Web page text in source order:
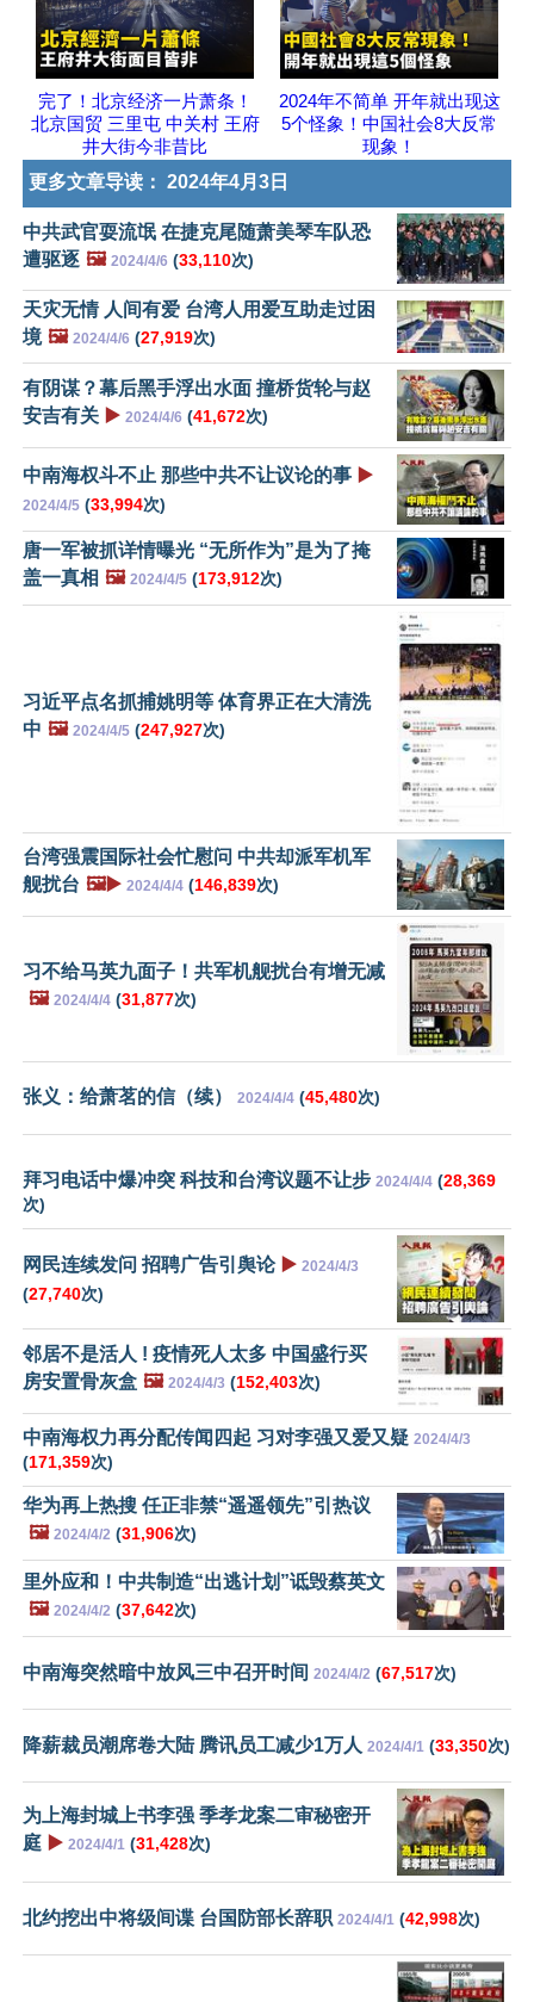
完了！北京经济一片萧条！
北京国贸 三里屯 中关村 王府
井大街今非昔比
2024年不简单 开年就出现这
5个怪象！中国社会8大反常
现象！
更多文章导读： 2024年4月3日
中共武官耍流氓 在捷克尾随萧美琴车队恐
遭驱逐 🖼️ 2024/4/6 (33,110次)
天灾无情 人间有爱 台湾人用爱互助走过困
境 🖼️ 2024/4/6 (27,919次)
有阴谋？幕后黑手浮出水面 撞桥货轮与赵
安吉有关 ▶️ 2024/4/6 (41,672次)
中南海权斗不止 那些中共不让议论的事 ▶️
2024/4/5 (33,994次)
唐一军被抓详情曝光 “无所作为”是为了掩
盖一真相 🖼️ 2024/4/5 (173,912次)
习近平点名抓捕姚明等 体育界正在大清洗
中 🖼️ 2024/4/5 (247,927次)
台湾强震国际社会忙慰问 中共却派军机军
舰扰台 🖼️▶️ 2024/4/4 (146,839次)
习不给马英九面子！共军机舰扰台有增无减
🖼️ 2024/4/4 (31,877次)
张义：给萧茗的信（续） 2024/4/4 (45,480次)
拜习电话中爆冲突 科技和台湾议题不让步 2024/4/4 (28,369
次)
网民连续发问 招聘广告引舆论 ▶️ 2024/4/3
(27,740次)
邻居不是活人 ! 疫情死人太多 中国盛行买
房安置骨灰盒 🖼️ 2024/4/3 (152,403次)
中南海权力再分配传闻四起 习对李强又爱又疑 2024/4/3
(171,359次)
华为再上热搜 任正非禁“遥遥领先”引热议
🖼️ 2024/4/2 (31,906次)
里外应和！中共制造“出逃计划”诋毁蔡英文
🖼️ 2024/4/2 (37,642次)
中南海突然暗中放风三中召开时间 2024/4/2 (67,517次)
降薪裁员潮席卷大陆 腾讯员工减少1万人 2024/4/1 (33,350次)
为上海封城上书李强 季孝龙案二审秘密开
庭 ▶️ 2024/4/1 (31,428次)
北约挖出中将级间谍 台国防部长辞职 2024/4/1 (42,998次)